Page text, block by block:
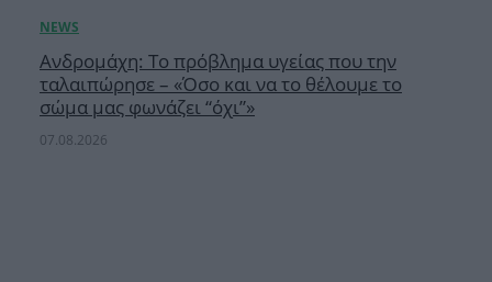
Ανδρομάχη: Το πρόβλημα υγείας που την
ταλαιπώρησε – «Όσο και να το θέλουμε το
σώμα μας φωνάζει “όχι”»
07.08.2026